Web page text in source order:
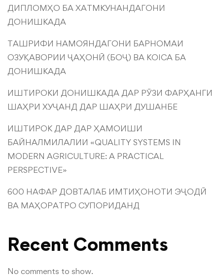
ДИПЛОМҲО БА ХАТМКУНАНДАГОНИ
ДОНИШКАДА
ТАШРИФИ НАМОЯНДАГОНИ БАРНОМАИ
ОЗУҚАВОРИИ ҶАҲОНӢ (БОҶ) ВА KOICA БА
ДОНИШКАДА
ИШТИРОКИ ДОНИШКАДА ДАР РӮЗИ ФАРҲАНГИ
ШАҲРИ ХУҶАНД ДАР ШАҲРИ ДУШАНБЕ
ИШТИРОК ДАР ДАР ҲАМОИШИ
БАЙНАЛМИЛАЛИИ «QUALITY SYSTEMS IN
MODERN AGRICULTURE: A PRACTICAL
PERSPECTIVE»
600 НАФАР ДОВТАЛАБ ИМТИҲОНОТИ ЭҶОДӢ
ВА МАҲОРАТРО СУПОРИДАНД
Recent Comments
No comments to show.